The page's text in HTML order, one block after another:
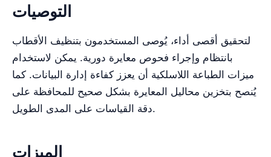
التوصيات
لتحقيق أقصى أداء، يُوصى المستخدمون بتنظيف الأقطاب
بانتظام وإجراء فحوص معايرة دورية. يمكن لاستخدام
ميزات الطباعة اللاسلكية أن يعزز كفاءة إدارة البيانات. كما
يُنصح بتخزين محاليل المعايرة بشكل صحيح للمحافظة على
دقة القياسات على المدى الطويل.
الميزات